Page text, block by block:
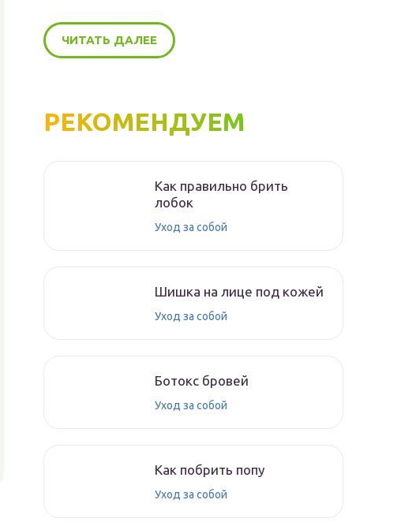
ЧИТАТЬ ДАЛЕЕ
РЕКОМЕНДУЕМ
Как правильно брить
лобок
Уход за собой
Шишка на лице под кожей
Уход за собой
Ботокс бровей
Уход за собой
Как побрить попу
Уход за собой